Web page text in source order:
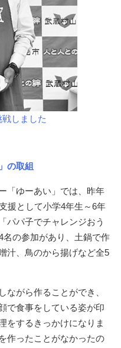
しました
の取組
「ゆーあい」では、昨年
援として小学4年生～6年
パパ子でチャレンジおう
の参加があり、土鍋で作
汁、鳥のから揚げなど全5
ながら作ることができ、
で食事をしている姿が印
をするきっかけになりま
作ったことがなかったの